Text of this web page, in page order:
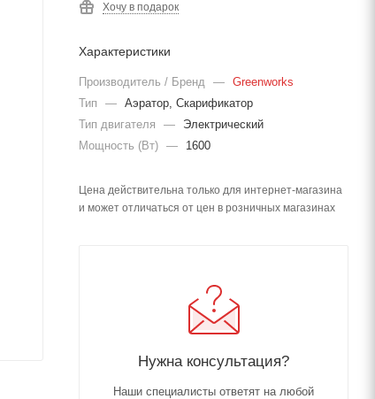
Хочу в подарок
Характеристики
Производитель / Бренд — Greenworks
Тип
— Аэратор, Скарификатор
Тип двигателя
—
Электрический
Мощность (Вт) — 1600
Цена действительна только для интернет-магазина
и может отличаться от цен в розничных магазинах
Нужна консультация?
Наши специалисты ответят на любой